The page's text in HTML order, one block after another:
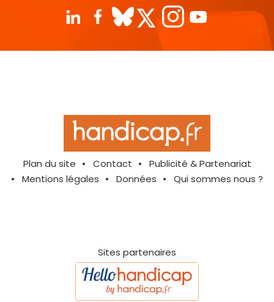
Plan du site Contact
Publicité & Partenariat
Mentions légales
Données Qui sommes nous ?
Sites partenaires